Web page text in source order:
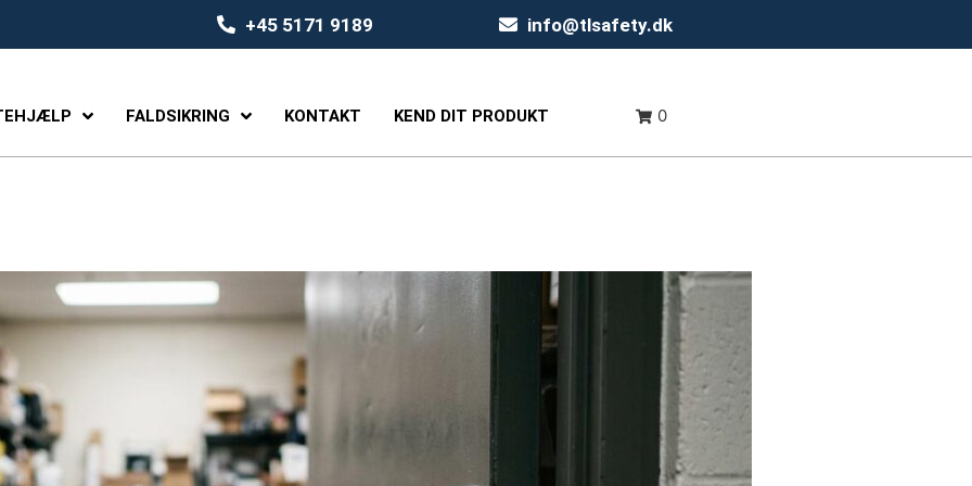
+45 5171 9189 info@tlsafety.dk
FALDSIKRING KONTAKT KEND DIT PRODUKT 0